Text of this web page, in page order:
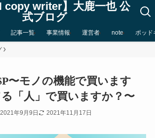
copy writer】大鹿一也 公
式ブログ
記事一覧 事業情報 運営者 note ポッド
〜モノの機能で買います
「人」で買いますか？〜
2021年9月9日 2021年11月17日